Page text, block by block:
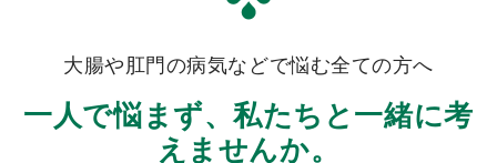
大腸や肛門の病気などで悩む全ての方へ
一人で悩まず、私たちと一緒に考
えませんか。